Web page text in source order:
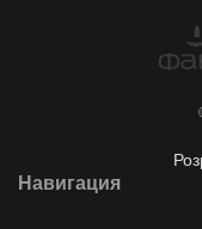
Навигация